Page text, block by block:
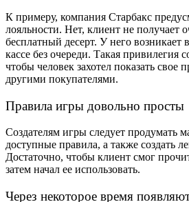
К примеру, компания Старбакс
лояльности. Нет, клиент не получает
бесплатный десерт. У него возникает
кассе без очереди. Такая привилегия
чтобы человек захотел показать свое
другими покупателями.
Правила игры довольно просты
Создателям игры следует продумать
доступные правила, а также создать
Достаточно, чтобы клиент смог
затем начал ее использовать.
Через некоторое время